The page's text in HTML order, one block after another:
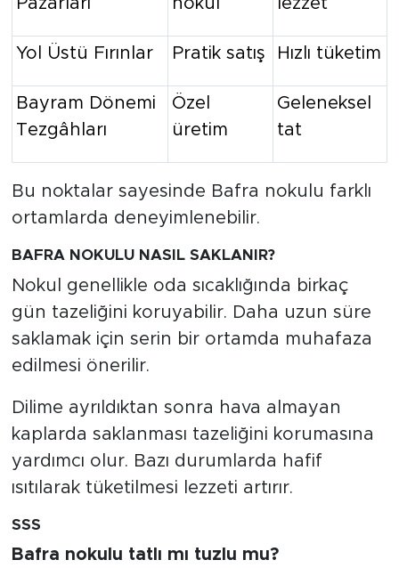
Pazarları
nokul
lezzet
Yol Üstü Fırınlar Pratik satış Hızlı tüketim
Bayram Dönemi
Tezgâhları
Özel
üretim
Geleneksel
tat
Bu noktalar sayesinde Bafra nokulu farklı
ortamlarda deneyimlenebilir.
BAFRA NOKULU NASIL SAKLANIR?
Nokul genellikle oda sıcaklığında birkaç
gün tazeliğini koruyabilir. Daha uzun süre
saklamak için serin bir ortamda muhafaza
edilmesi önerilir.
Dilime ayrıldıktan sonra hava almayan
kaplarda saklanması tazeliğini korumasına
yardımcı olur. Bazı durumlarda hafif
ısıtılarak tüketilmesi lezzeti artırır.
SSS
Bafra nokulu tatlı mı tuzlu mu?